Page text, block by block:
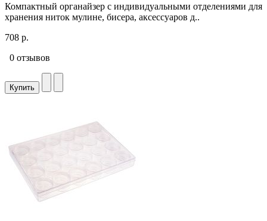
Компактный органайзер с индивидуальными отделениями для
хранения ниток мулине, бисера, аксессуаров д..
708 р.
0 отзывов
Купить